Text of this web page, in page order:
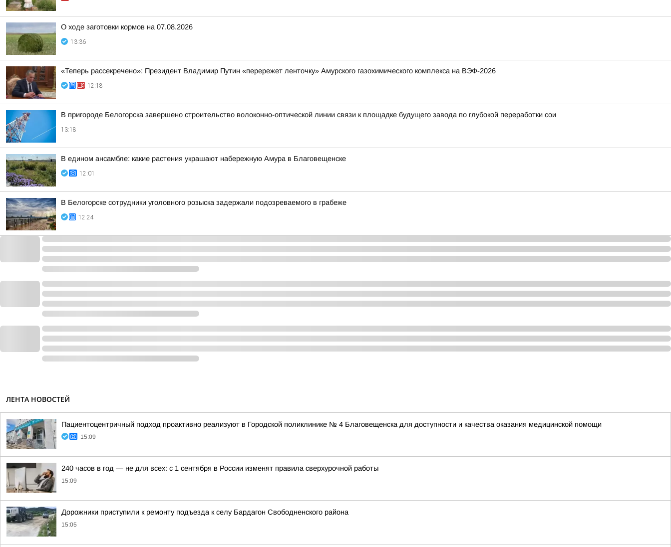
О ходе заготовки кормов на 07.08.2026
13:36
«Теперь рассекречено»: Президент Владимир Путин «перережет ленточку» Амурского газохимического комплекса на ВЭФ-2026
12:18
В пригороде Белогорска завершено строительство волоконно-оптической линии связи к площадке будущего завода по глубокой переработки сои
13:18
В едином ансамбле: какие растения украшают набережную Амура в Благовещенске
12:01
В Белогорске сотрудники уголовного розыска задержали подозреваемого в грабеже
12:24
ЛЕНТА НОВОСТЕЙ
Пациентоцентричный подход проактивно реализуют в Городской поликлинике № 4 Благовещенска для доступности и качества оказания медицинской помощи
15:09
240 часов в год — не для всех: с 1 сентября в России изменят правила сверхурочной работы
15:09
Дорожники приступили к ремонту подъезда к селу Бардагон Свободненского района
15:05